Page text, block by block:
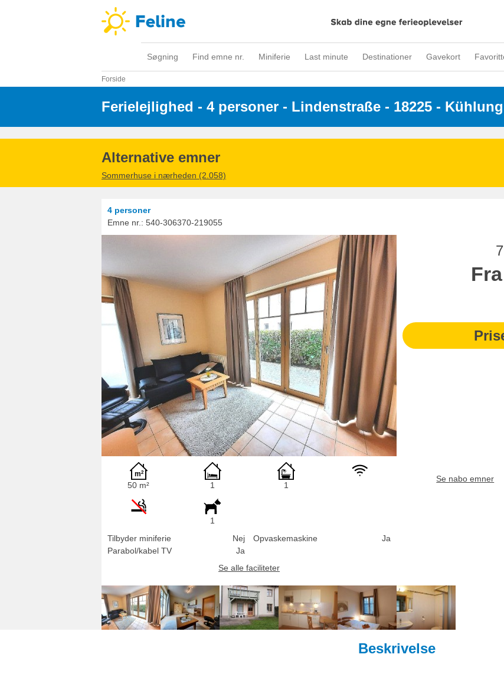
Søgning Find emne nr. Miniferie Last minute Destinationer Gavekort
Forside
Ferielejlighed - 4 personer - Lindenstraße - 18225 -
Alternative emner
Sommerhuse i nærheden (2.058)
4 personer
Emne nr.: 540-306370-219055
Fra
50 m² 1 1
1
Tilbyder miniferie
Nej
Parabol/kabel TV
Ja
Opvaskemaskine Ja
Se alle faciliteter
Se nabo emner
Beskrivelse